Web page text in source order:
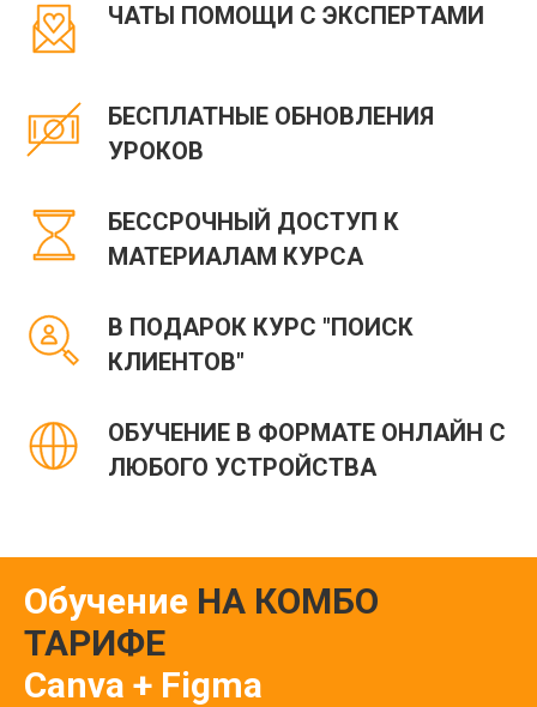
ЧАТЫ ПОМОЩИ С ЭКСПЕРТАМИ
БЕСПЛАТНЫЕ ОБНОВЛЕНИЯ
УРОКОВ
БЕССРОЧНЫЙ ДОСТУП К
МАТЕРИАЛАМ КУРСА
В ПОДАРОК КУРС "ПОИСК
КЛИЕНТОВ"
ОБУЧЕНИЕ В ФОРМАТЕ ОНЛАЙН С
ЛЮБОГО УСТРОЙСТВА
Обучение НА КОМБО
ТАРИФЕ
Canva + Figma